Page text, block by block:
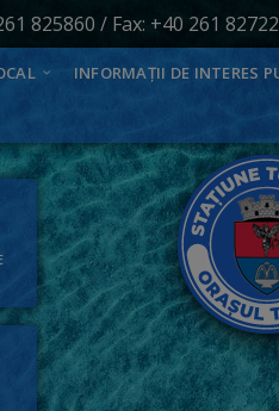
825860 / Fax: +40 261
INFORMAȚII DE INTERES